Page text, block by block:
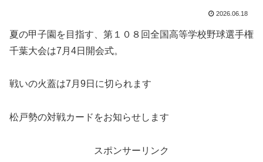
2026.06.18
夏の甲子園を目指す、第１０８回全国高等学校野球選手権
千葉大会は7月4日開会式。
戦いの火蓋は7月9日に切られます
松戸勢の対戦カードをお知らせします
スポンサーリンク